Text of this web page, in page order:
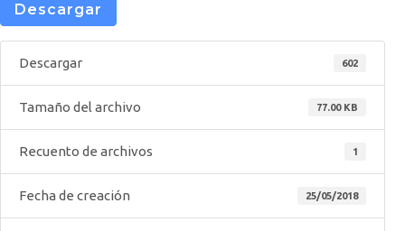
Descargar
Descargar 602
Tamaño del archivo 77.00 KB
Recuento de archivos 1
Fecha de creación 25/05/2018